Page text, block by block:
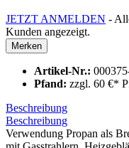
JETZT ANMELDEN -
Kunden angezeigt.
Merken
Artikel-Nr.:
Pfand: zzgl. 60 €*
Beschreibung
Beschreibung
Verwendung Propan als